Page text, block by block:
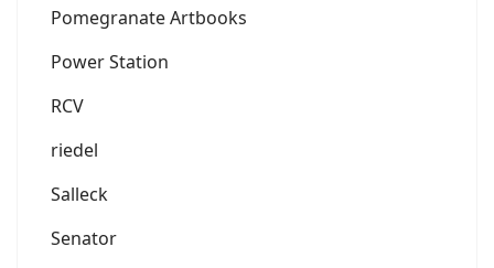
Pomegranate Artbooks
Power Station
RCV
riedel
Salleck
Senator